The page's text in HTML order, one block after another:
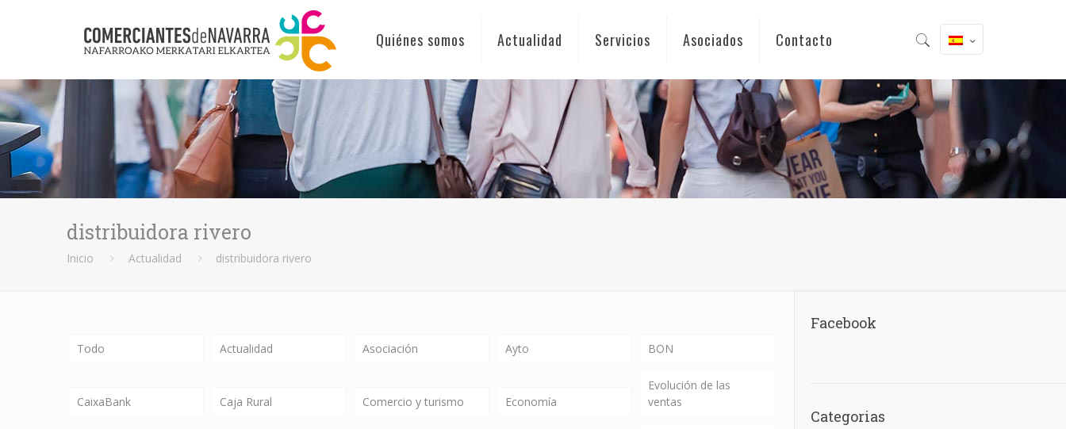
Quiénes somos Actualidad Servicios Asociados Contacto
distribuidora rivero
Inicio Actualidad distribuidora rivero
Todo Actualidad Asociación Ayto BON
CaixaBank Caja Rural Comercio y turismo Economía
Evolución de las
ventas
Facebook
Categorias